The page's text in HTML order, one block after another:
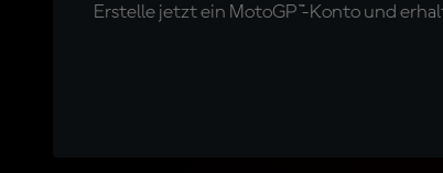
Erstelle jetzt ein MotoGP™-Konto und